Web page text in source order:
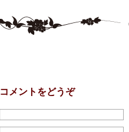
コメントをどうぞ